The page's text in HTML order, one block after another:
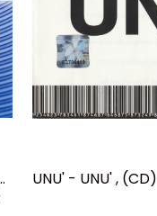
UNU' - UNU' , (CD)